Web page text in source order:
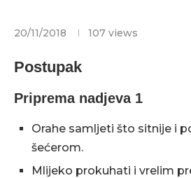
20/11/2018 107 views
Postupak
Priprema nadjeva 1
Orahe samljeti što sitnije i
šećerom.
Mlijeko prokuhati i vrelim